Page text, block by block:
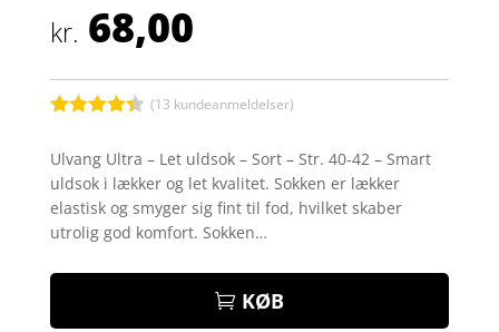
kr. 68,00
ud af 5
baseret
på
kundebedø
mmelser
(13 kundeanmeldelser)
Ulvang Ultra – Let uldsok – Sort – Str. 40-42 – Smart
uldsok i lækker og let kvalitet. Sokken er lækker
elastisk og smyger sig fint til fod, hvilket skaber
utrolig god komfort. Sokken…
KØB